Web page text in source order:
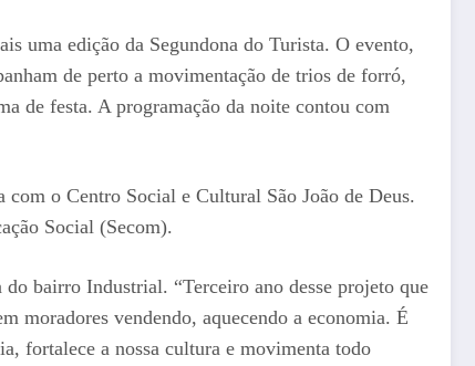
uma edição da Segundona do Turista. O evento,
de perto a movimentação de trios de forró,
de festa. A programação da noite contou com
o Centro Social e Cultural São João de Deus.
Social (Secom).
bairro Industrial. “Terceiro ano desse projeto que
moradores vendendo, aquecendo a economia. É
fortalece a nossa cultura e movimenta todo